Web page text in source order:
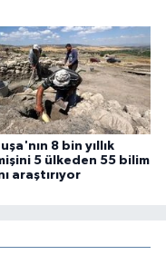
8 bin yıllık
5 ülkeden 55 bilim
araştırıyor